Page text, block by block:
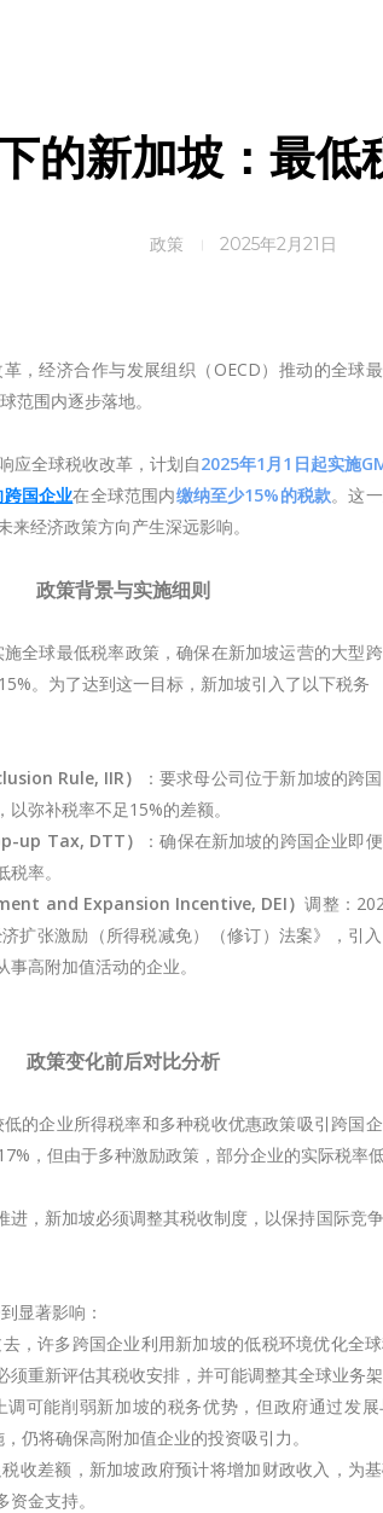
的新加坡：最低
2025年2月21日
政策
，经济合作与发展组织（OECD）推动的全球
范围内逐步落地。
应全球税收改革，计划自2025年1月1日起实施
国企业在全球范围内缴纳至少15%的税款。这
经济政策方向产生深远影响。
政策背景与实施细则
全球最低税率政策，确保在新加坡运营的大型
。为了达到这一目标，新加坡引入了以下税务
Rule, IIR）
：要求母公司位于新加坡的跨
弥补税率不足15%的差额。
up Tax, DTT）
：确保在新加坡的跨国企业即
率。
and Expansion Incentive, DEI）调整：
扩张激励（所得税减免）（修订）法案》，引
高附加值活动的企业。
政策变化前后对比分析
的企业所得税率和多种税收优惠政策吸引跨国
，但由于多种激励政策，部分企业的实际税率低
进，新加坡必须调整其税收制度，以保持国际竞
显著影响：
，许多跨国企业利用新加坡的低税环境优化全
重新评估其税收安排，并可能调整其全球业务架
调可能削弱新加坡的税务优势，但政府通过发
仍将确保高附加值企业的投资吸引力。
收差额，新加坡政府预计将增加财政收入，为
金支持。